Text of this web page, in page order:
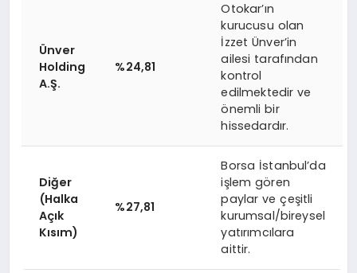
Ünver
Holding
A.Ş.
%24,81
Otokar’ın
kurucusu olan
İzzet Ünver’in
ailesi tarafından
kontrol
edilmektedir ve
önemli bir
hissedardır.
Diğer
(Halka
Açık
Kısım)
%27,81
Borsa İstanbul’da
işlem gören
paylar ve çeşitli
kurumsal/bireysel
yatırımcılara
aittir.